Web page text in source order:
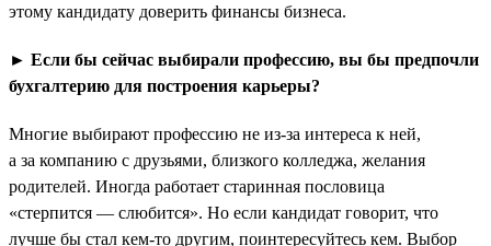
этому кандидату доверить финансы бизнеса.
► Если бы сейчас выбирали профессию, вы бы предпочли
бухгалтерию для построения карьеры?
Многие выбирают профессию не из-за интереса к ней,
а за компанию с друзьями, близкого колледжа, желания
родителей. Иногда работает старинная пословица
«стерпится — слюбится». Но если кандидат говорит, что
лучше бы стал кем-то другим, поинтересуйтесь кем. Выбор